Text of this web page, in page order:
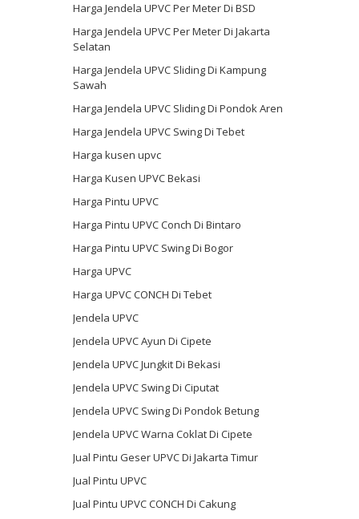
Harga Jendela UPVC Per Meter Di BSD
Harga Jendela UPVC Per Meter Di Jakarta
Selatan
Harga Jendela UPVC Sliding Di Kampung
Sawah
Harga Jendela UPVC Sliding Di Pondok Aren
Harga Jendela UPVC Swing Di Tebet
Harga kusen upvc
Harga Kusen UPVC Bekasi
Harga Pintu UPVC
Harga Pintu UPVC Conch Di Bintaro
Harga Pintu UPVC Swing Di Bogor
Harga UPVC
Harga UPVC CONCH Di Tebet
Jendela UPVC
Jendela UPVC Ayun Di Cipete
Jendela UPVC Jungkit Di Bekasi
Jendela UPVC Swing Di Ciputat
Jendela UPVC Swing Di Pondok Betung
Jendela UPVC Warna Coklat Di Cipete
Jual Pintu Geser UPVC Di Jakarta Timur
Jual Pintu UPVC
Jual Pintu UPVC CONCH Di Cakung